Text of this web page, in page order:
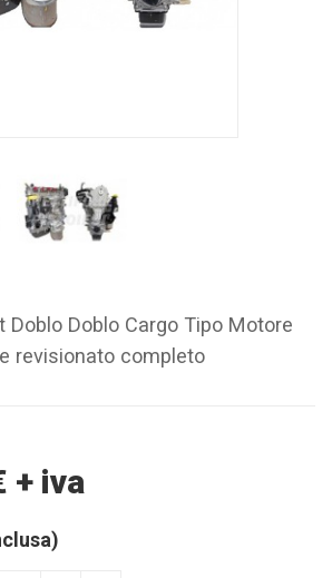
Doblo Doblo Cargo Tipo Motore
revisionato completo
+ iva